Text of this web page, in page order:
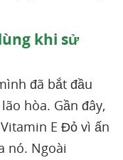
khi sử
đã bắt đầu
hòa. Gần đây,
E Đỏ vì ấn
nó. Ngoài